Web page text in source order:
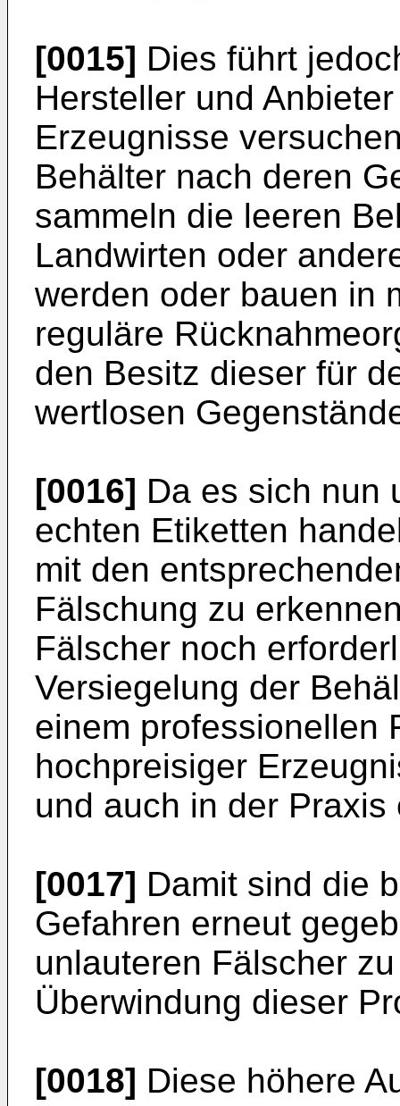
[0015] Dies führt
Hersteller und
Erzeugnisse
Behälter nach deren
sammeln die leeren
Landwirten oder
werden oder bauen in
reguläre
den Besitz dieser für
wertlosen
[0016] Da es sich nun
echten Etiketten
mit den
Fälschung zu
Fälscher noch
Versiegelung der
einem professionellen
hochpreisiger
und auch in der Praxis
[0017] Damit sind die
Gefahren erneut
unlauteren Fälscher
Überwindung dieser
[0018] Diese höhere